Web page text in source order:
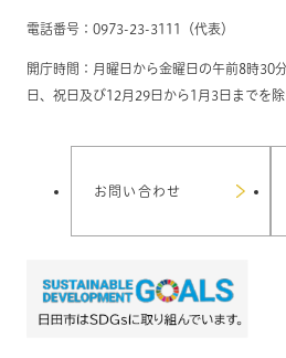
電話番号：0973-23-3111（代表）
開庁時間：月曜日から金曜日の午前8時30
日、祝日及び12月29日から1月3日までを除
お問い合わせ